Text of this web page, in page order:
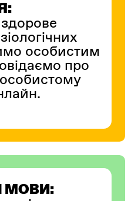
особистим
про
МОВИ: